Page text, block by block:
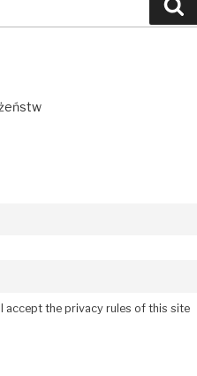
accept the privacy rules of this site